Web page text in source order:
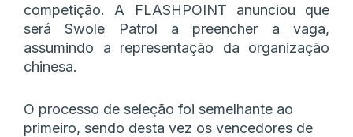
competição. A FLASHPOINT anunciou que
será Swole Patrol a preencher a vaga,
assumindo a representação da organização
chinesa.
O processo de seleção foi semelhante ao
primeiro, sendo desta vez os vencedores de